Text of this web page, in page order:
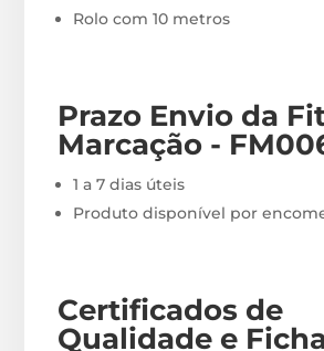
Rolo com 10 metros
Prazo Envio da
Marcação -
1 a 7 dias úteis
Produto disponível por
Certificados de
Qualidade e